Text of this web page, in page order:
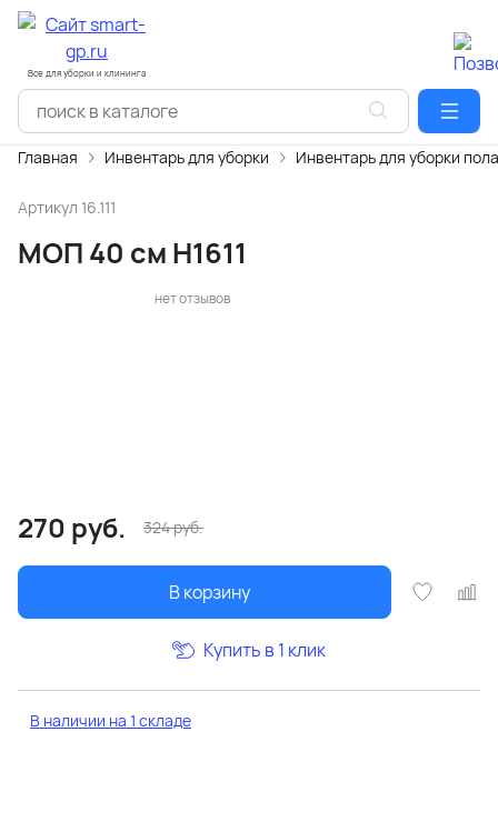
Все для уборки и клининга
Главная Инвентарь для уборки Инвентарь для уборки пола
Артикул 16.111
МОП 40 см H1611
нет отзывов
270 руб. 324руб.
В корзину
Купить в 1 клик
В наличии на 1 складе